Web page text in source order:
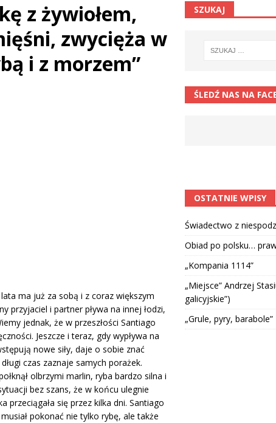
TAM - CZYTAM!
galicyjskie”)
CZY TU - CZY TAM -
Strzałkowska
z żywiołem,
zwycięża w
i z morzem”
ma już za sobą i z coraz większym
przyjaciel i partner pływa na innej łodzi,
jednak, że w przeszłości Santiago
Jeszcze i teraz, gdy wypływa na
nowe siły, daje o sobie znać
czas zaznaje samych porażek.
olbrzymi marlin, ryba bardzo silna i
bez szans, że w końcu ulegnie
przeciągała się przez kilka dni. Santiago
pokonać nie tylko rybę, ale także
SZUKAJ
ŚLEDŹ NAS NA
OSTATNIE WPISY
Świadectwo z
Obiad po polsku…
„Kompania 1114”
„Miejsce” Andrzej
galicyjskie”)
„Grule, pyry,